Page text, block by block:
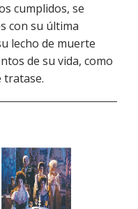
cumplidos, se
con su última
lecho de muerte
de su vida, como
tratase.